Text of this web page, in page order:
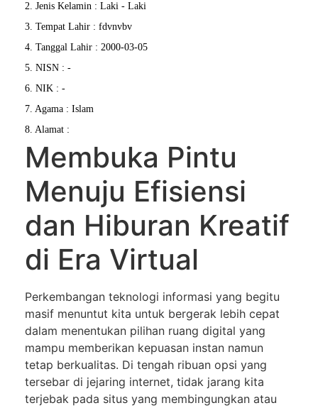
2. Jenis Kelamin : Laki - Laki
3. Tempat Lahir : fdvnvbv
4. Tanggal Lahir : 2000-03-05
5. NISN : -
6. NIK : -
7. Agama : Islam
8. Alamat :
Membuka Pintu
Menuju Efisiensi
dan Hiburan Kreatif
di Era Virtual
Perkembangan teknologi informasi yang begitu
masif menuntut kita untuk bergerak lebih cepat
dalam menentukan pilihan ruang digital yang
mampu memberikan kepuasan instan namun
tetap berkualitas. Di tengah ribuan opsi yang
tersebar di jejaring internet, tidak jarang kita
terjebak pada situs yang membingungkan atau